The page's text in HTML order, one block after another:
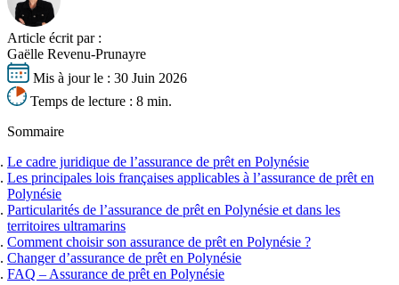
Votre profil
Votre profil
Seniors
Fonctionnaires
Professions à risques
Risques aggravés de santé
Sports et loisirs à risques
Obtenir un tarif
Nos experts basés à Lyon vous
accompagnent
Vos besoins
Vos besoins
Résilier son assurance emprunteur
Comparer les assurances emprunteur
Bien négocier son assurance de prêt
Remboursement anticipé du crédit immobilier
Obtenir un tarif
Nos experts basés à Lyon vous
accompagnent
S'informer
La loi Lemoine
Équivalence de garanties
Barème des taux
Coût assurance emprunteur
Obtenir un tarif
Nos experts basés à Lyon vous
Obtenir un tarif
Nos experts basés à Lyon vous accompagnent
Tout savoir sur l'assurance de prêt
Obtenir un tarif
Article écrit par :
Gaëlle Revenu-Prunayre
Mis à jour le : 30 Juin 2026
Temps de lecture : 8 min.
Sommaire
Le cadre juridique de l’assurance de prêt en Polynésie
Les principales lois françaises applicables à l’assurance de prêt en
Polynésie
Particularités de l’assurance de prêt en Polynésie et dans les
territoires ultramarins
Comment choisir son assurance de prêt en Polynésie ?
Changer d’assurance de prêt en Polynésie
FAQ – Assurance de prêt en Polynésie